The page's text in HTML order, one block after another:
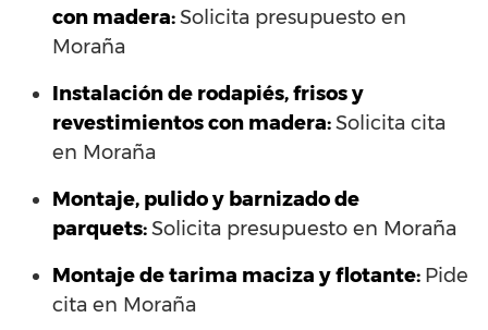
con madera:Solicita presupuesto en
Moraña
Instalación de rodapiés, frisos y
revestimientos con madera:Solicita cita
en Moraña
Montaje, pulido y barnizado de
parquets:Solicita presupuesto en Moraña
Montaje de tarima maciza y flotante: Pide
cita en Moraña